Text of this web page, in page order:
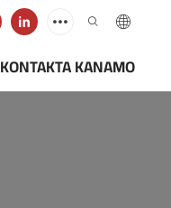
KONTAKTA KANAMO